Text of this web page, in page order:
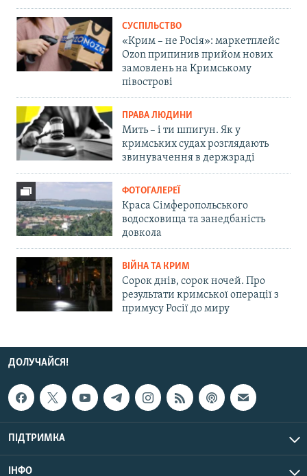
СУСПІЛЬСТВО
«Крим – не Росія»: маркетплейс
Ozon припинив прийом нових
замовлень на Кримському
півострові
ПРАВА ЛЮДИНИ
Мить – і ти шпигун. Як у
кримських судах розглядають
звинувачення в держзраді
ФОТОГАЛЕРЕЇ
Краса Сімферопольського
водосховища та занедбаність
довкола
ВІЙНА ТА КРИМ
Сорок днів, сорок ночей. Про
результати кримської операції з
примусу Росії до миру
ДОЛУЧАЙСЯ!
ПІДТРИМКА
ІНФО